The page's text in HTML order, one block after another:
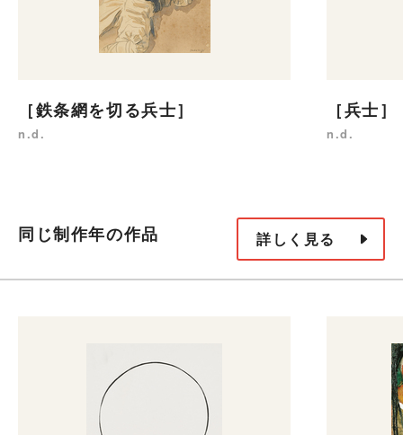
［鉄条網を切る兵士］
n.d.
［兵士］
n.d.
同じ制作年の作品 詳しく見る